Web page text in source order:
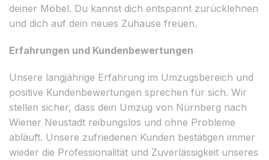
deiner Möbel. Du kannst dich entspannt zurücklehnen
und dich auf dein neues Zuhause freuen.
Erfahrungen und Kundenbewertungen
Unsere langjährige Erfahrung im Umzugsbereich und
positive Kundenbewertungen sprechen für sich. Wir
stellen sicher, dass dein Umzug von Nürnberg nach
Wiener Neustadt reibungslos und ohne Probleme
abläuft. Unsere zufriedenen Kunden bestätigen immer
wieder die Professionalität und Zuverlässigkeit unseres